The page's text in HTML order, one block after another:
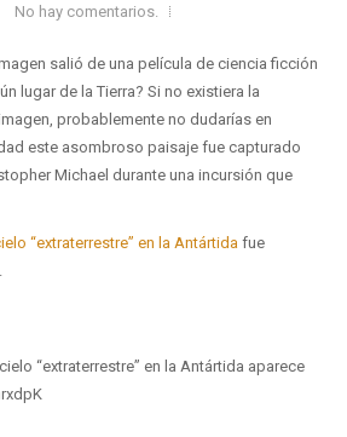
No hay comentarios.
salió de una película de ciencia ficción
lugar de la Tierra? Si no existiera la
probablemente no dudarías en
este asombroso paisaje fue capturado
Michael durante una incursión que
“extraterrestre” en la Antártida fue
“extraterrestre” en la Antártida aparece